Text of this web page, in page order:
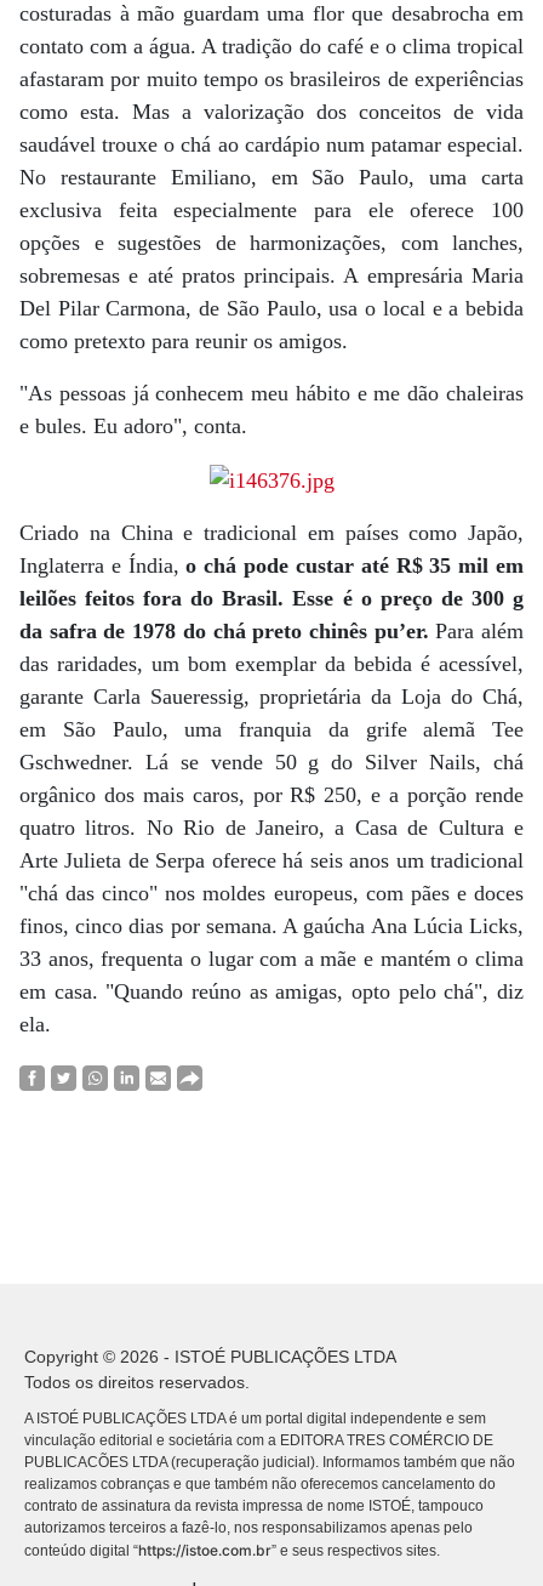
costuradas à mão guardam uma flor que desabrocha em
contato com a água. A tradição do café e o clima tropical
afastaram por muito tempo os brasileiros de experiências
como esta. Mas a valorização dos conceitos de vida
saudável trouxe o chá ao cardápio num patamar especial.
No restaurante Emiliano, em São Paulo, uma carta
exclusiva feita especialmente para ele oferece 100
opções e sugestões de harmonizações, com lanches,
sobremesas e até pratos principais. A empresária Maria
Del Pilar Carmona, de São Paulo, usa o local e a bebida
como pretexto para reunir os amigos.
"As pessoas já conhecem meu hábito e me dão chaleiras
e bules. Eu adoro", conta.
Criado na China e tradicional em países como Japão,
Inglaterra e Índia,o chá pode custar até R$ 35 mil em
leilões feitos fora do Brasil. Esse é o preço de 300 g
da safra de 1978 do chá preto chinês pu’er.Para além
das raridades, um bom exemplar da bebida é acessível,
garante Carla Saueressig, proprietária da Loja do Chá,
em São Paulo, uma franquia da grife alemã Tee
Gschwedner. Lá se vende 50 g do Silver Nails, chá
orgânico dos mais caros, por R$ 250, e a porção rende
quatro litros. No Rio de Janeiro, a Casa de Cultura e
Arte Julieta de Serpa oferece há seis anos um tradicional
"chá das cinco" nos moldes europeus, com pães e doces
finos, cinco dias por semana. A gaúcha Ana Lúcia Licks,
33 anos, frequenta o lugar com a mãe e mantém o clima
em casa. "Quando reúno as amigas, opto pelo chá", diz
ela.
Copyright © 2026 - ISTOÉ PUBLICAÇÕES LTDA
Todos os direitos reservados.
A ISTOÉ PUBLICAÇÕES LTDA é um portal digital independente e sem
vinculação editorial e societária com a EDITORA TRES COMÉRCIO DE
PUBLICACÕES LTDA (recuperação judicial). Informamos também que não
realizamos cobranças e que também não oferecemos cancelamento do
contrato de assinatura da revista impressa de nome ISTOÉ, tampouco
autorizamos terceiros a fazê-lo, nos responsabilizamos apenas pelo
conteúdo digital “https://istoe.com.br” e seus respectivos sites.